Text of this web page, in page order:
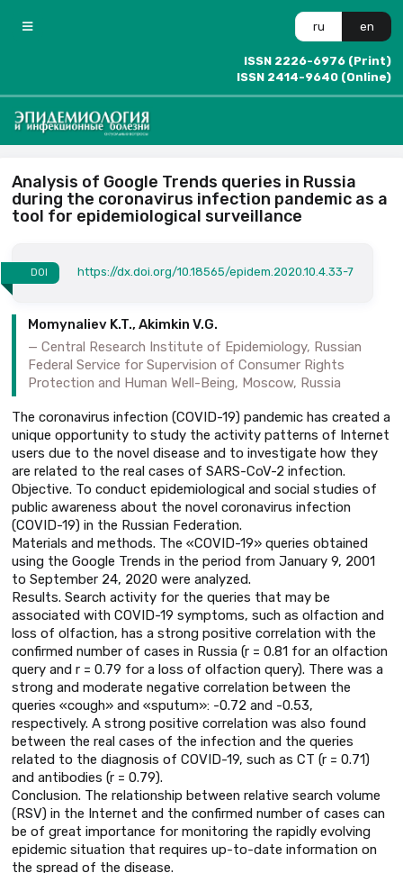
ru en
ISSN 2226-6976 (Print)
ISSN 2414-9640 (Online)
Analysis of Google Trends queries in Russia
during the coronavirus infection pandemic as a
tool for epidemiological surveillance
DOI https://dx.doi.org/10.18565/epidem.2020.10.4.33-7
Momynaliev K.T., Akimkin V.G.
Central Research Institute of Epidemiology, Russian
Federal Service for Supervision of Consumer Rights
Protection and Human Well-Being, Moscow, Russia
The coronavirus infection (COVID-19) pandemic has created a
unique opportunity to study the activity patterns of Internet
users due to the novel disease and to investigate how they
are related to the real cases of SARS-CoV-2 infection.
Objective. To conduct epidemiological and social studies of
public awareness about the novel coronavirus infection
(COVID-19) in the Russian Federation.
Materials and methods. The «COVID-19» queries obtained
using the Google Trends in the period from January 9, 2001
to September 24, 2020 were analyzed.
Results. Search activity for the queries that may be
associated with COVID-19 symptoms, such as olfaction and
loss of olfaction, has a strong positive correlation with the
confirmed number of cases in Russia (r = 0.81 for an olfaction
query and r = 0.79 for a loss of olfaction query). There was a
strong and moderate negative correlation between the
queries «cough» and «sputum»: -0.72 and -0.53,
respectively. A strong positive correlation was also found
between the real cases of the infection and the queries
related to the diagnosis of COVID-19, such as CT (r = 0.71)
and antibodies (r = 0.79).
Conclusion. The relationship between relative search volume
(RSV) in the Internet and the confirmed number of cases can
be of great importance for monitoring the rapidly evolving
epidemic situation that requires up-to-date information on
the spread of the disease.